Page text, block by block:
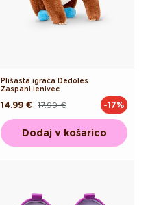
Plišasta igrača Dedoles
Zaspani lenivec
Redna
17.99 €
Akcijska
14.99 € -17%
Dodaj v košarico